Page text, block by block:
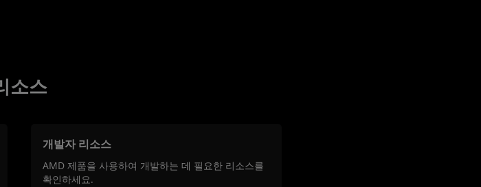
소스
개발자 리소스
AMD 제품을 사용하여 개발하는 데 필요한 리소스를
확인하세요.